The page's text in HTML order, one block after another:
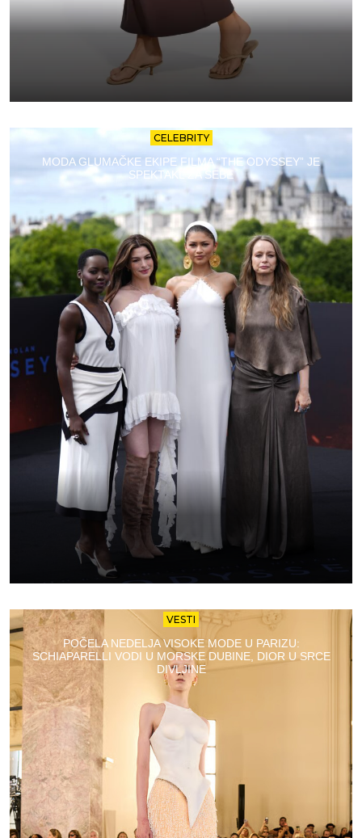
CELEBRITY
MODA GLUMAČKE EKIPE FILMA “THE ODYSSEY” JE
SPEKTAKL ZA SEBE
VESTI
POČELA NEDELJA VISOKE MODE U PARIZU:
SCHIAPARELLI VODI U MORSKE DUBINE, DIOR U SRCE
DIVLJINE